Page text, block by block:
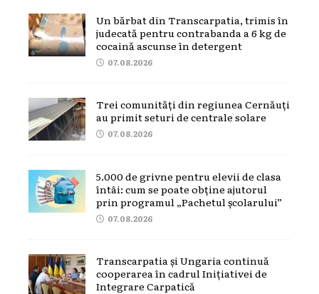
Un bărbat din Transcarpatia, trimis în
judecată pentru contrabanda a 6 kg de
cocaină ascunse în detergent
07.08.2026
Trei comunități din regiunea Cernăuți
au primit seturi de centrale solare
07.08.2026
5.000 de grivne pentru elevii de clasa
întâi: cum se poate obține ajutorul
prin programul „Pachetul școlarului”
07.08.2026
Transcarpatia și Ungaria continuă
cooperarea în cadrul Inițiativei de
Integrare Carpatică